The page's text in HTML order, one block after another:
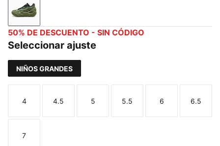
Avocado Green-Fizzy Light
50% DE DESCUENTO - SIN CÓDIGO
Seleccionar ajuste
NIÑOS GRANDES
Talla
4
Talla
4.5
Talla
5
Talla
5.5
Talla
6
Talla
6.5
Talla
7